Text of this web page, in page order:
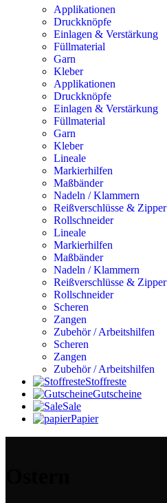
Applikationen
Druckknöpfe
Einlagen & Verstärkung
Füllmaterial
Garn
Kleber
Applikationen
Druckknöpfe
Einlagen & Verstärkung
Füllmaterial
Garn
Kleber
Lineale
Markierhilfen
Maßbänder
Nadeln / Klammern
Reißverschlüsse & Zipper
Rollschneider
Lineale
Markierhilfen
Maßbänder
Nadeln / Klammern
Reißverschlüsse & Zipper
Rollschneider
Scheren
Zangen
Zubehör / Arbeitshilfen
Scheren
Zangen
Zubehör / Arbeitshilfen
Stoffreste
Gutscheine
Sale
Papier